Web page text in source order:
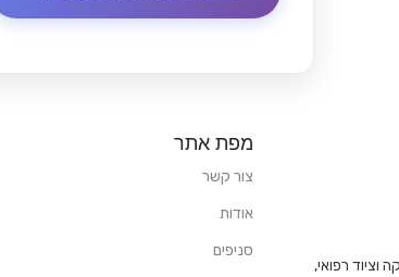
רפואי,
מפת אתר
צור קשר
אודות
סניפים